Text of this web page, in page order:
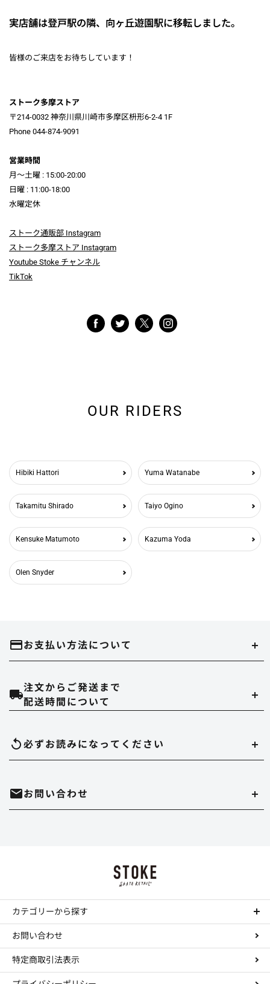
実店舗は登戸駅の隣、向ヶ丘遊園駅に移転しました。
皆様のご来店をお待ちしています！
ストーク多摩ストア
〒214-0032 神奈川県川崎市多摩区枡形6-2-4 1F
Phone 044-874-9091
営業時間
月～土曜 : 15:00-20:00
日曜 : 11:00-18:00
水曜定休
ストーク通販部 Instagram
ストーク多摩ストア Instagram
Youtube Stoke チャンネル
TikTok
OUR RIDERS
Hibiki Hattori Yuma Watanabe
Takamitu Shirado Taiyo Ogino
Kensuke Matumoto Kazuma Yoda
Olen Snyder
お支払い方法について
クレジットカード
当ストアでは、以下のクレジット会社をご利用いただけます。
代金引換
お振込み（三菱東京UFJ銀行宛先）
決済手数料は所定の銀行手数料となります。
Paidy（ペイディ）
決済手数料は、コンビニ後払い決済は390円～になります。
注文からご発送まで
配送時間について
配達時間は午前（9～12時）、14～16時、16～18時、18～20時、19～21時
・到着日の指定の場合は、ご注文の3日後から7日後までお受けさせていただ
・配達店止めをご希望の場合は、振込か事前クレジットカード払いのみお受
けできます。
・実店舗と在庫を共有していますので、まれにご注文いただいた商品が品切
れとなっていることがありますので、予めご了承ください。
通常、ご注文より24時間以内の発送となり、1-3日で到着します。 (ご注文内
必ずお読みになって ください
在庫切れについて
正確を規するよう努力していますが、デッキサイズは個体差がありますし、
色に関してはそれぞれデバイスが違いますので完璧な再現は不可能です。多
少の誤差はご勘弁ください。 これらの理由の返品もお断りさせていただきま
す。
ステッカーについて
ステッカーのみの注文、大量注文はお断りします。
返品・交換について
お問い合わせ
工賃について
コンプリートの組み立て、デッキテープの貼り付けをご希望の場合は工賃が
かかります。
デッキ テープ貼り付け----￥300
カテゴリーから探す
コンプリートデッキ
デッキ
トラック
お問い合わせ
特定商取引法表示